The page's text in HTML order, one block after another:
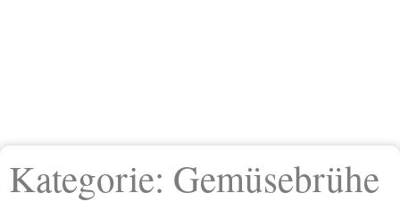
Kategorie: Gemüsebrühe